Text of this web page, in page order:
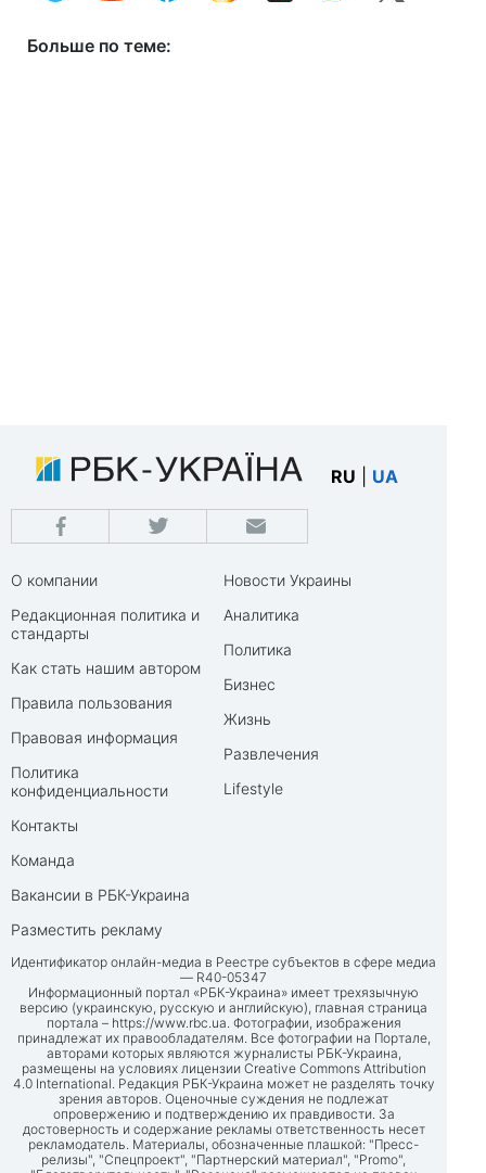
Больше по теме:
RU UA
О компании
Редакционная политика и
стандарты
Как стать нашим автором
Правила пользования
Правовая информация
Политика
конфиденциальности
Контакты
Команда
Вакансии в РБК-Украина
Разместить рекламу
Новости Украины
Аналитика
Политика
Бизнес
Жизнь
Развлечения
Lifestyle
Идентификатор онлайн-медиа в Реестре субъектов в сфере медиа
— R40-05347
Информационный портал «РБК-Украина» имеет трехязычную
версию (украинскую, русскую и английскую), главная страница
портала – https://www.rbc.ua. Фотографии, изображения
принадлежат их правообладателям. Все фотографии на Портале,
авторами которых являются журналисты РБК-Украина,
размещены на условиях лицензии Creative Commons Attribution
4.0 International. Редакция РБК-Украина может не разделять точку
зрения авторов. Оценочные суждения не подлежат
опровержению и подтверждению их правдивости. За
достоверность и содержание рекламы ответственность несет
рекламодатель. Материалы, обозначенные плашкой: "Пресс-
релизы", "Спецпроект", "Партнерский материал", "Promo",